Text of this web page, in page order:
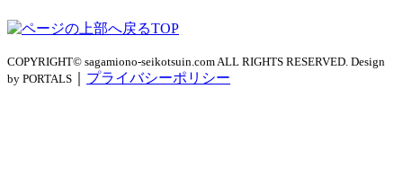
TOP
COPYRIGHT© sagamiono-seikotsuin.com ALL RIGHTS RESERVED. Design
by PORTALS
プライバシーポリシー